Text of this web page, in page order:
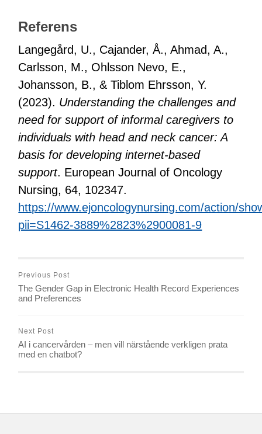
Referens
Langegård, U., Cajander, Å., Ahmad, A.,
Carlsson, M., Ohlsson Nevo, E.,
Johansson, B., & Tiblom Ehrsson, Y.
(2023). Understanding the challenges and
need for support of informal caregivers to
individuals with head and neck cancer: A
basis for developing internet-based
support. European Journal of Oncology
Nursing, 64, 102347.
https://www.ejoncologynursing.com/action/
pii=S1462-3889%2823%2900081-9
Previous Post
The Gender Gap in Electronic Health Record Experiences
and Preferences
Next Post
AI i cancervården – men vill närstående verkligen prata
med en chatbot?